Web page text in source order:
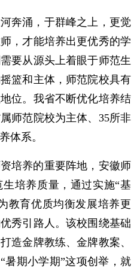
奔涌，于群峰之上，更觉
，才能培养出更优秀的学
要从源头上着眼于师范生
篮和主体，师范院校具有
位。我省不断优化培养结
师范院校为主体、35所非
体系。
培养的重要阵地，安徽师
培养质量，通过实施“基
教育优质均衡发展培养更
秀引路人。该校围绕基础
造金牌教练、金牌教案、
暑期小学期”这项创举，就